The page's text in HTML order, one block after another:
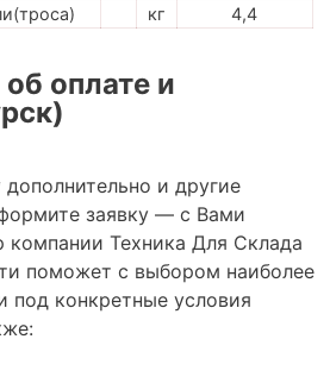
кг 4,4
оплате и
и другие
заявку — с Вами
Техника Для Склада
поможет с выбором наиболее
под конкретные условия